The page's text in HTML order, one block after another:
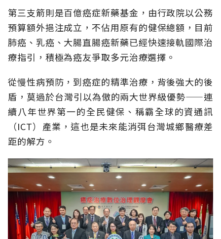
第三支箭則是百億癌症新藥基金，由行政院以公務
預算額外挹注成立，不佔用原有的健保總額，目前
肺癌、乳癌、大腸直腸癌新藥已經快速接軌國際治
療指引，積極為癌友爭取多元治療選擇。
從慢性病預防，到癌症的精準治療，背後強大的後
盾，莫過於台灣引以為傲的兩大世界級優勢——連
續八年世界第一的全民健保、稱霸全球的資通訊
（ICT）產業，這也是未來能消弭台灣城鄉醫療差
距的解方。